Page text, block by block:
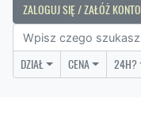
ZALOGUJ SIĘ / ZAŁÓŻ KONTO
DZIAŁ CENA 24H?